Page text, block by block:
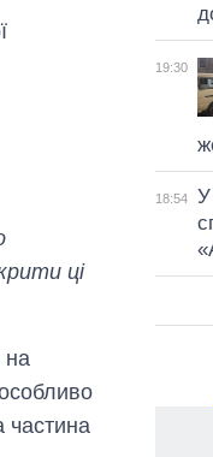
ці
на
частина
19:30
18:54
У